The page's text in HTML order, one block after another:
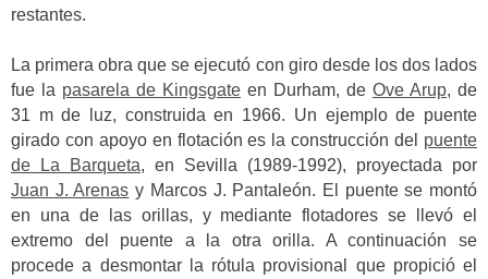
restantes.
La primera obra que se ejecutó con giro desde los dos lados
fue la pasarela de Kingsgate en Durham, de Ove Arup, de
31 m de luz, construida en 1966. Un ejemplo de puente
girado con apoyo en flotación es la construcción del puente
de La Barqueta, en Sevilla (1989-1992), proyectada por
Juan J. Arenas y Marcos J. Pantaleón. El puente se montó
en una de las orillas, y mediante flotadores se llevó el
extremo del puente a la otra orilla. A continuación se
procede a desmontar la rótula provisional que propició el